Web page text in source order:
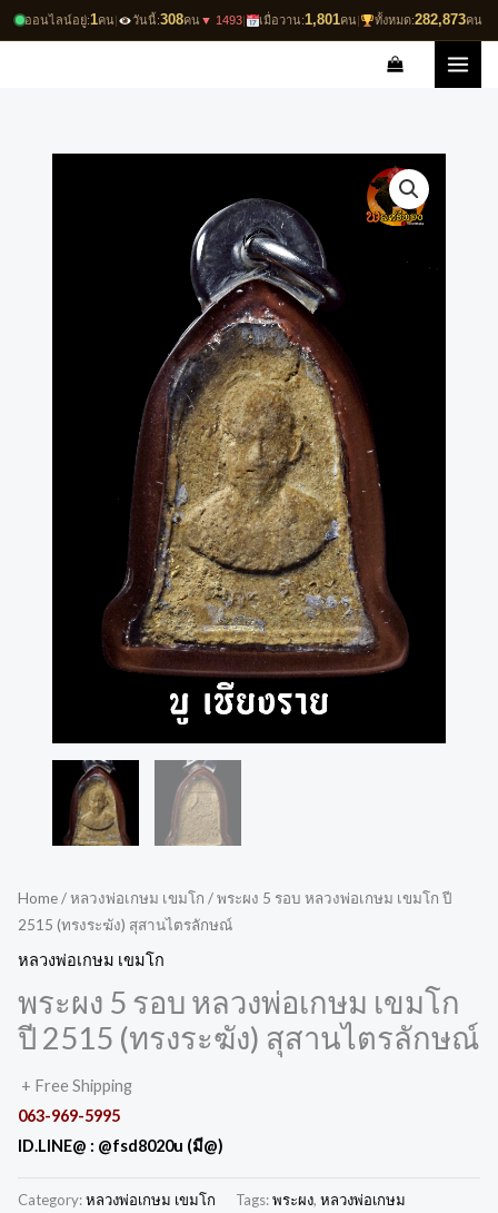
ออนไลน์อยู่:1คน| วันนี้:308คน▼ 1493| เมื่อวาน:1,801คน| ทั้งหมด:282,873คน
Skip
to
Home/หลวงพ่อเกษม เขมโก / พระผง 5 รอบ หลวงพ่อเกษม เขมโก ปี
2515 (ทรงระฆัง) สุสานไตรลักษณ์
หลวงพ่อเกษม เขมโก
พระผง 5 รอบ หลวงพ่อเกษม เขมโก
ปี 2515 (ทรงระฆัง) สุสานไตรลักษณ์
+ Free Shipping
063-969-5995
ID.LINE@ : @fsd8020u (มี@)
Category:หลวงพ่อเกษม เขมโก Tags:พระผง, หลวงพ่อเกษม